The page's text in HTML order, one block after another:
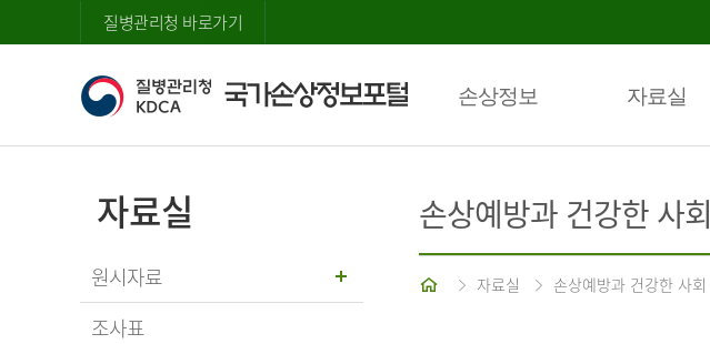
질병관리청 바로가기
손상정보 자료실
자료실
원시자료
조사표
손상예방과 건강한 사회
홈 자료실 손상예방과 건강한 사회